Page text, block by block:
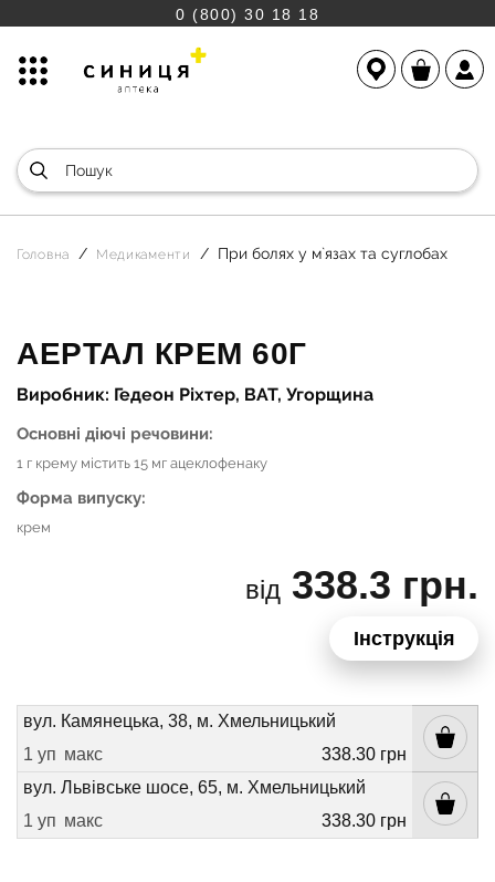
0 (800) 30 18 18
Головна Медикаменти При болях у м`язах та суглобах
АЕРТАЛ КРЕМ 60Г
Виробник: Гедеон Ріхтер, ВАТ, Угорщина
Основні діючі речовини:
1 г крему містить 15 мг ацеклофенаку
Форма випуску:
крем
від 338.3 грн.
Інструкція
вул. Камянецька, 38, м. Хмельницький
1 уп макс
338.30 грн
вул. Львівське шосе, 65, м. Хмельницький
1 уп макс 338.30 грн